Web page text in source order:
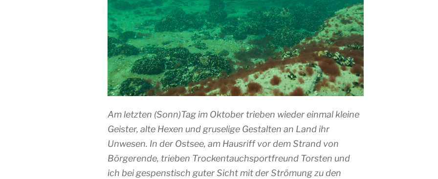
Am letzten (Sonn)Tag im Oktober trieben wieder einmal kleine
Geister, alte Hexen und gruselige Gestalten an Land ihr
Unwesen. In der Ostsee, am Hausriff vor dem Strand von
Börgerende, trieben Trockentauchsportfreund Torsten und
ich bei gespenstisch guter Sicht mit der Strömung zu den